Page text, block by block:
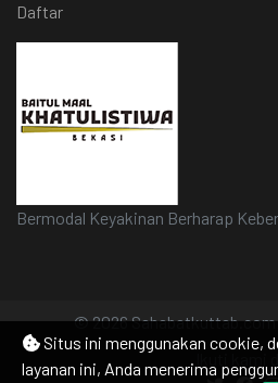
Situs ini menggunakan cookie,
layanan ini, Anda menerima
Daftar
Bermodal Keyakinan Berharap
© 2026 Sahabatkuttab.com